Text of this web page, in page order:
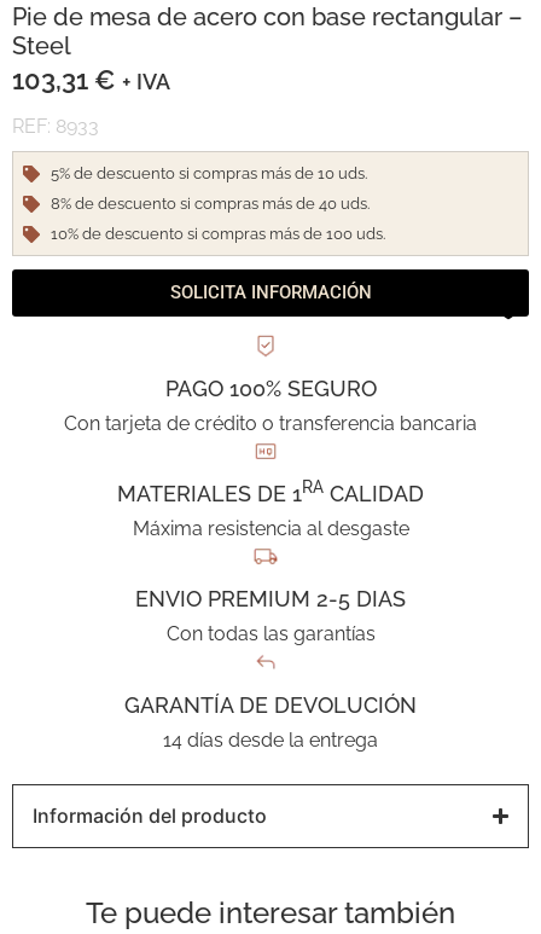
Pie de mesa de acero con base rectangular –
Steel
103,31 € + IVA
REF: 8933
5% de descuento si compras más de 10 uds.
8% de descuento si compras más de 40 uds.
10% de descuento si compras más de 100 uds.
SOLICITA INFORMACIÓN
PAGO 100% SEGURO
Con tarjeta de crédito o transferencia bancaria
MATERIALES DE 1RA CALIDAD
Máxima resistencia al desgaste
ENVIO PREMIUM 2-5 DIAS
Con todas las garantías
GARANTÍA DE DEVOLUCIÓN
14 días desde la entrega
Información del producto
Te puede interesar también